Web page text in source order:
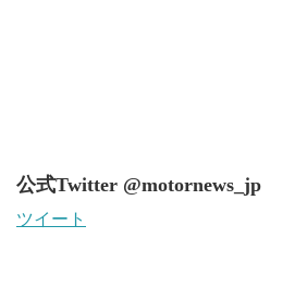
公式Twitter @motornews_jp
ツイート